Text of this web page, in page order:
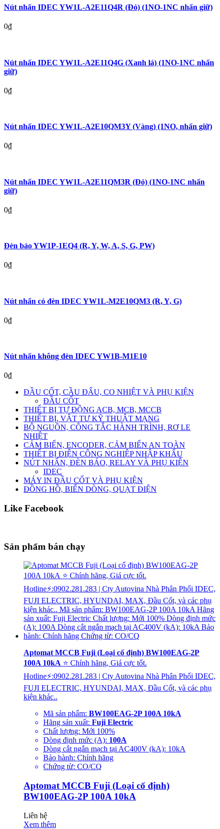
Nút nhấn IDEC YW1L-A2E11Q4R (Đỏ) (1NO-1NC nhấn giữ)
0₫
Nút nhấn IDEC YW1L-A2E11Q4G (Xanh lá) (1NO-1NC nhấn
giữ)
0₫
Nút nhấn IDEC YW1L-A2E10QM3Y (Vàng) (1NO, nhấn giữ)
0₫
Nút nhấn IDEC YW1L-A2E11QM3R (Đỏ) (1NO-1NC nhấn
giữ)
0₫
Đèn báo YW1P-1EQ4 (R, Y, W, A, S, G, PW)
0₫
Nút nhấn có đèn IDEC YW1L-M2E10QM3 (R, Y, G)
0₫
Nút nhấn không đèn IDEC YW1B-M1E10
0₫
ĐẦU CỐT, CẦU ĐẤU, CO NHIỆT VÀ PHỤ KIỆN
ĐẦU CỐT
THIẾT BỊ TỰ ĐỘNG ACB, MCB, MCCB
THIẾT BỊ, VẬT TƯ KỸ THUẬT MẠNG
BỘ NGUỒN, CÔNG TẮC HÀNH TRÌNH, RƠ LE
NHIỆT
CẢM BIẾN, ENCODER, CẢM BIẾN AN TOÀN
THIẾT BỊ ĐIỆN CÔNG NGHIỆP NHẬP KHẨU
NÚT NHẤN, ĐÈN BÁO, RELAY VÀ PHỤ KIỆN
IDEC
MÁY IN ĐẦU CỐT VÀ PHỤ KIỆN
ĐỒNG HỒ, BIẾN DÒNG, QUẠT ĐIỆN
Like Facebook
Sản phẩm bán chạy
Aptomat MCCB Fuji (Loại cố định) BW100EAG-2P
100A 10kA ⭐ Chính hãng, Giá cực tốt.
Hotline⚡:0902.281.283 | Cty Autovina Nhà Phân Phối IDEC,
FUJI ELECTRIC, HYUNDAI, MAX, Đầu Cốt, và các phụ
kiện khác..
Mã sản phẩm: BW100EAG-2P 100A 10kA
Hãng sản xuất: Fuji Electric
Chất lượng: Mới 100%
Dòng định mức (A): 100A
Dòng cắt ngắn mạch tại AC400V (kA): 10kA
Bảo hành: Chính hãng
Chứng từ: CO/CQ
Aptomat MCCB Fuji (Loại cố định)
BW100EAG-2P 100A 10kA
Liên hệ
Xem thêm